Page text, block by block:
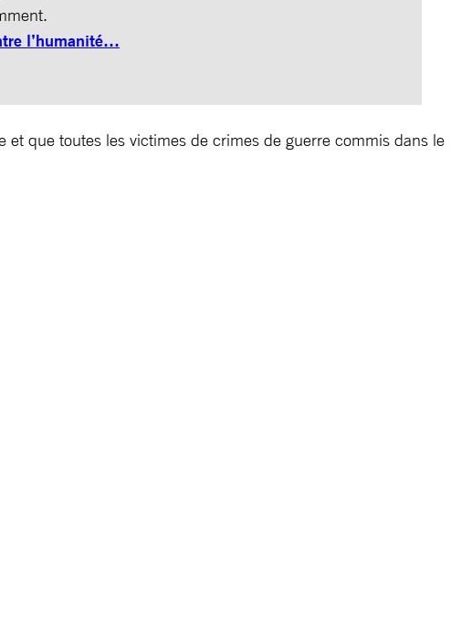
l’humanité…
que toutes les victimes de crimes de guerre commis dans le